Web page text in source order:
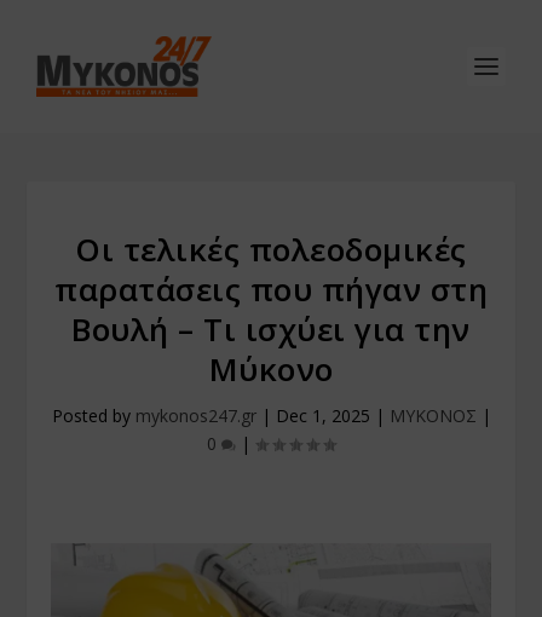
Οι τελικές πολεοδομικές
παρατάσεις που πήγαν στη
Βουλή – Τι ισχύει για την
Μύκονο
Posted by mykonos247.gr| Dec 1, 2025 | ΜΥΚΟΝΟΣ |
0
|